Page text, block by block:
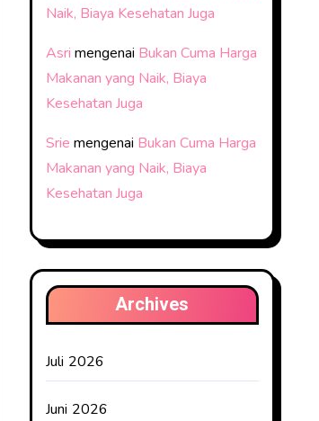
Naik, Biaya Kesehatan Juga
Asri mengenai Bukan Cuma Harga
Makanan yang Naik, Biaya
Kesehatan Juga
Srie mengenai Bukan Cuma Harga
Makanan yang Naik, Biaya
Kesehatan Juga
Archives
Juli 2026
Juni 2026